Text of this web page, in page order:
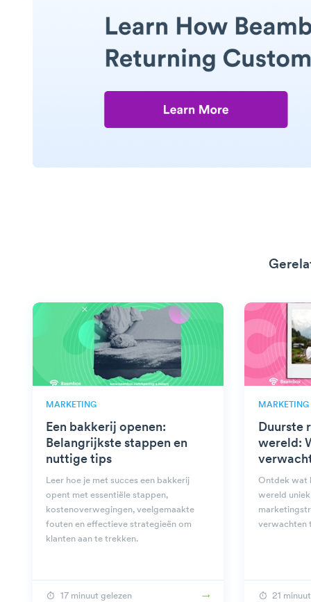
MARKETING
Een bakkerij openen:
Belangrijkste stappen en
nuttige tips
Leer hoe je met succes een bakkerij
opent met essentiële stappen,
kostenoverwegingen, veelgemaakte
fouten en effectieve strategieën om
klanten aan te trekken.
17 minuut gelezen
MARKETING
Duurste
wereld:
Ontdek wat
wereld
verwachten
21